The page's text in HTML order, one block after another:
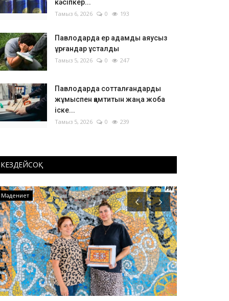
кәсіпкер...
Тамыз 6, 2026 0 193
Павлодарда ер адамды аяусыз
ұрғандар ұсталды
Тамыз 5, 2026 0 247
Павлодарда сотталғандарды
жұмыспен қамтитын жаңа жоба
іске...
Тамыз 5, 2026 0 239
КЕЗДЕЙСОҚ
Мәдениет